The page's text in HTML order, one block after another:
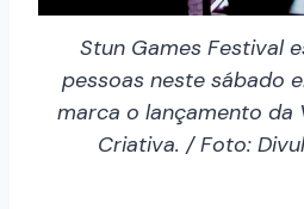
Stun Games Festival
pessoas neste sábado
marca o lançamento da
Criativa. / Foto: